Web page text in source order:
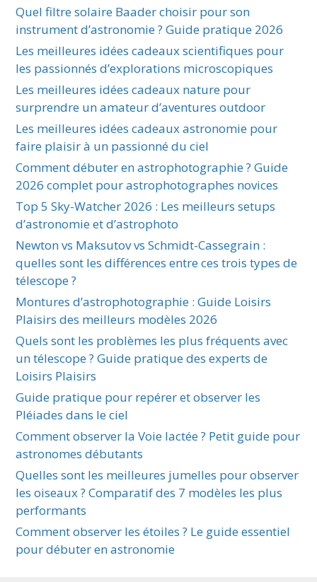
Quel filtre solaire Baader choisir pour son
instrument d’astronomie ? Guide pratique 2026
Les meilleures idées cadeaux scientifiques pour
les passionnés d’explorations microscopiques
Les meilleures idées cadeaux nature pour
surprendre un amateur d’aventures outdoor
Les meilleures idées cadeaux astronomie pour
faire plaisir à un passionné du ciel
Comment débuter en astrophotographie ? Guide
2026 complet pour astrophotographes novices
Top 5 Sky-Watcher 2026 : Les meilleurs setups
d’astronomie et d’astrophoto
Newton vs Maksutov vs Schmidt-Cassegrain :
quelles sont les différences entre ces trois types de
télescope ?
Montures d’astrophotographie : Guide Loisirs
Plaisirs des meilleurs modèles 2026
Quels sont les problèmes les plus fréquents avec
un télescope ? Guide pratique des experts de
Loisirs Plaisirs
Guide pratique pour repérer et observer les
Pléiades dans le ciel
Comment observer la Voie lactée ? Petit guide pour
astronomes débutants
Quelles sont les meilleures jumelles pour observer
les oiseaux ? Comparatif des 7 modèles les plus
performants
Comment observer les étoiles ? Le guide essentiel
pour débuter en astronomie